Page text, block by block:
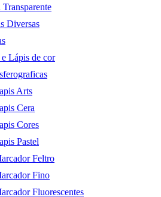
Diversas
e Lápis de cor
Arts
Cera
Cores
Pastel
Feltro
Fino
Fluorescentes